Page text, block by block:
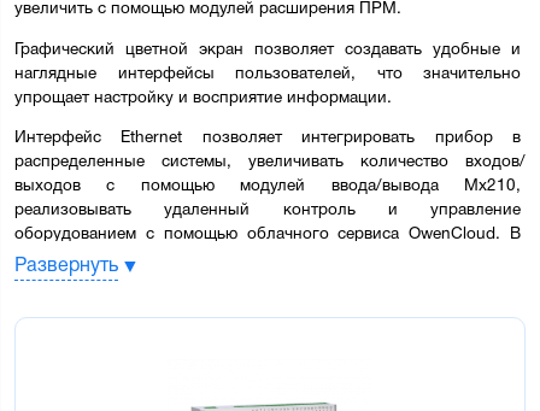
увеличить с помощью модулей расширения ПРМ.
Графический цветной экран позволяет создавать удобные и
наглядные интерфейсы пользователей, что значительно
упрощает настройку и восприятие информации.
Интерфейс Ethernet позволяет интегрировать прибор в
распределенные системы, увеличивать количество входов/
выходов с помощью модулей ввода/вывода Мх210,
реализовывать удаленный контроль и управление
оборудованием с помощью облачного сервиса OwenCloud. В
ПР205 предусмотрены модификации с 2-мя интерфейсами RS-
485 на борту для передачи данных на верхний уровень и
Развернуть